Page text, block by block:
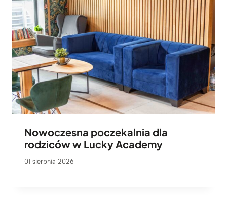
Nowoczesna poczekalnia dla
rodziców w Lucky Academy
01 sierpnia 2026